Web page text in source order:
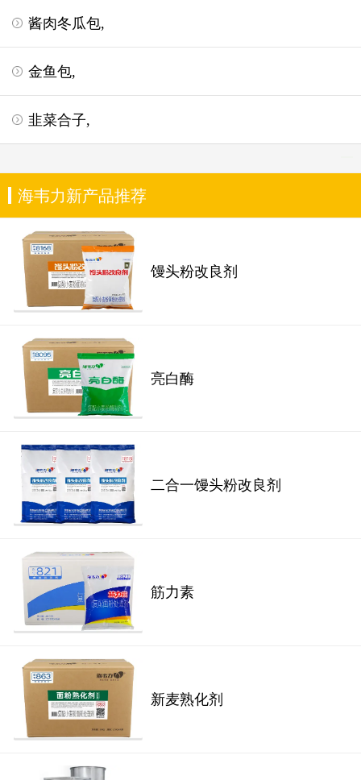
酱肉冬瓜包,
金鱼包,
韭菜合子,
海韦力新产品推荐
馒头粉改良剂
亮白酶
二合一馒头粉改良剂
筋力素
新麦熟化剂